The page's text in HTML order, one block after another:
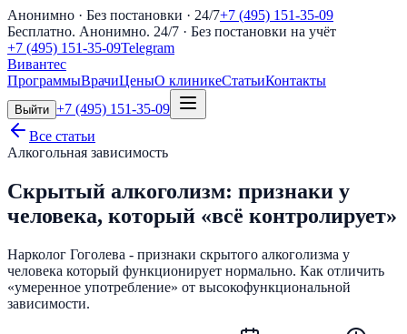
Анонимно · Без постановки · 24/7+7 (495) 151-35-09
Бесплатно. Анонимно. 24/7 · Без постановки на учёт
+7 (495) 151-35-09Telegram
Вивантес
ПрограммыВрачиЦеныО клиникеСтатьиКонтакты
Выйти +7 (495) 151-35-09
Все статьи
Алкогольная зависимость
Скрытый алкоголизм: признаки у
человека, который «всё контролирует»
Нарколог Гоголева - признаки скрытого алкоголизма у
человека который функционирует нормально. Как отличить
«умеренное употребление» от высокофункциональной
зависимости.